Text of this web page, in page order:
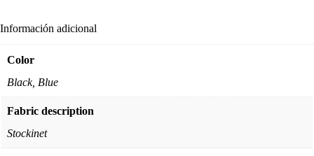
Información adicional
Color
Black, Blue
Fabric description
Stockinet